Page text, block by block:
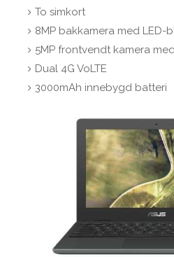
To simkort
8MP bakkamera med LED-
5MP frontvendt kamera
Dual 4G VoLTE
3000mAh innebygd batteri